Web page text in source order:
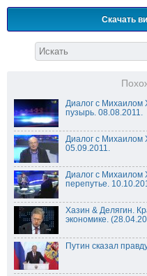
Скачать
Диалог с Михаилом
пузырь. 08.08.2011.
Диалог с
05.09.2011.
Диалог с
перепутье.
Хазин & Делягин.
экономике.
Путин сказал